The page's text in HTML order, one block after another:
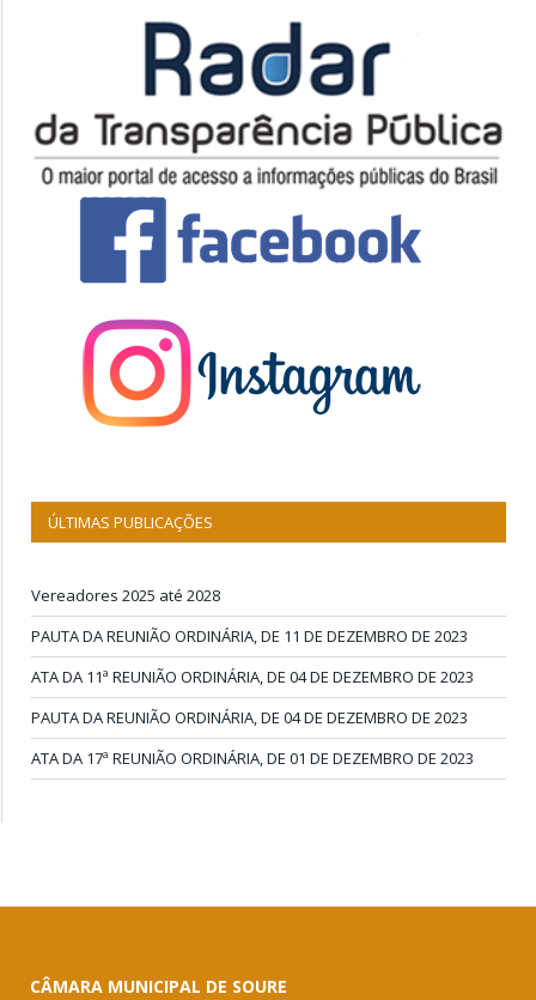
ÚLTIMAS PUBLICAÇÕES
Vereadores 2025 até 2028
PAUTA DA REUNIÃO ORDINÁRIA, DE 11 DE DEZEMBRO DE 2023
ATA DA 11ª REUNIÃO ORDINÁRIA, DE 04 DE DEZEMBRO DE 2023
PAUTA DA REUNIÃO ORDINÁRIA, DE 04 DE DEZEMBRO DE 2023
ATA DA 17ª REUNIÃO ORDINÁRIA, DE 01 DE DEZEMBRO DE 2023
CÂMARA MUNICIPAL DE SOURE